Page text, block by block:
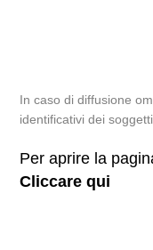
In caso di diffusione
identificativi dei
Per aprire la
Cliccare qui